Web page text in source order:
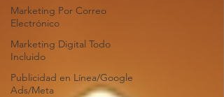
Marketing Por Correo
Electrónico
Marketing Digital Todo
Incluido
Publicidad en Línea/Google
Ads/Meta